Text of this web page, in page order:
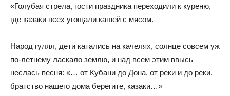
«Голубая стрела, гости праздника переходили к куреню,
где казаки всех угощали кашей с мясом.
Народ гулял, дети катались на качелях, солнце совсем уж
по-летнему ласкало землю, и над всем этим ввысь
неслась песня: «… от Кубани до Дона, от реки и до реки,
братство нашего дома берегите, казаки…»